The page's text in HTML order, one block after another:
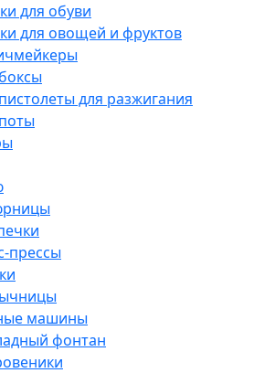
для обуви
для овощей и фруктов
для разжигания
прессы
машины
фонтан